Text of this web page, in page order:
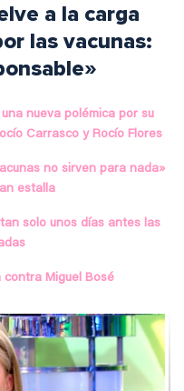
a la carga
las vacunas:
nueva polémica por su
Carrasco y Rocío Flores
no sirven para nada»
estalla
solo unos días antes las
Miguel Bosé